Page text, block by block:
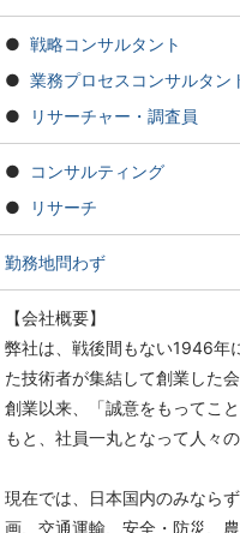
戦略コンサルタント
業務プロセスコンサルタン
リサーチャー・調査員
コンサルティング
リサーチ
勤務地問わず
【会社概要】
弊社は、戦後間もない1946年
た技術者が集結して創業した会
創業以来、「誠意をもってこ
もと、社員一丸となって人々
現在では、日本国内のみなら
画、交通運輸、安全・防災、